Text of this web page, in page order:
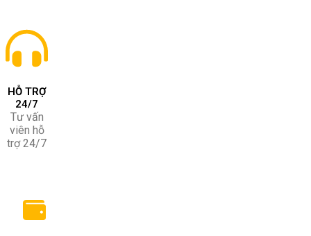
HỖ TRỢ
24/7
Tư vấn
viên hỗ
trợ 24/7